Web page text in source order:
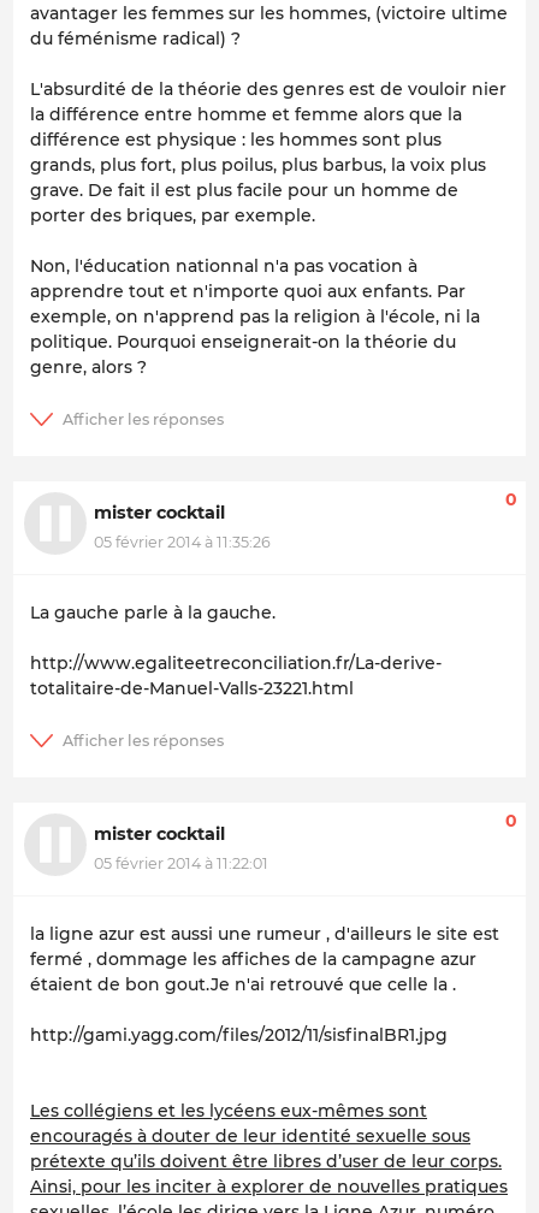
avantager les femmes sur les hommes, (victoire ultime
du féménisme radical) ?
L'absurdité de la théorie des genres est de vouloir nier
la différence entre homme et femme alors que la
différence est physique : les hommes sont plus
grands, plus fort, plus poilus, plus barbus, la voix plus
grave. De fait il est plus facile pour un homme de
porter des briques, par exemple.
Non, l'éducation nationnal n'a pas vocation à
apprendre tout et n'importe quoi aux enfants. Par
exemple, on n'apprend pas la religion à l'école, ni la
politique. Pourquoi enseignerait-on la théorie du
genre, alors ?
mister cocktail
05 février 2014 à 11:35:26
0
La gauche parle à la gauche.
http://www.egaliteetreconciliation.fr/La-derive-
totalitaire-de-Manuel-Valls-23221.html
mister cocktail
05 février 2014 à 11:22:01
0
la ligne azur est aussi une rumeur , d'ailleurs le site est
fermé , dommage les affiches de la campagne azur
étaient de bon gout.Je n'ai retrouvé que celle la .
http://gami.yagg.com/files/2012/11/sisfinalBR1.jpg
Les collégiens et les lycéens eux-mêmes sont
encouragés à douter de leur identité sexuelle sous
prétexte qu’ils doivent être libres d’user de leur corps.
Ainsi, pour les inciter à explorer de nouvelles pratiques